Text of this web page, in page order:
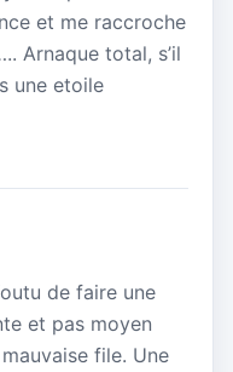
et me raccroche
Arnaque total, s’il
une etoile
de faire une
et pas moyen
file. Une